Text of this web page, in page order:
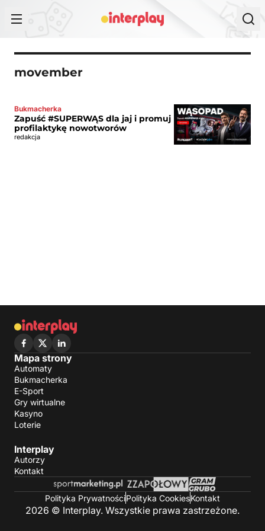
movember
Bukmacherka
Zapuść #SUPERWĄS dla jaj i promuj
profilaktykę nowotworów
redakcja
Mapa strony
Automaty
Bukmacherka
E-Sport
Gry wirtualne
Kasyno
Loterie
Interplay
Autorzy
Kontakt
Polityka PrywatnościPolityka CookiesKontakt
2026 © Interplay. Wszystkie prawa zastrzeżone.